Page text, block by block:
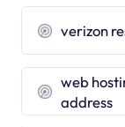
verizon
web
address